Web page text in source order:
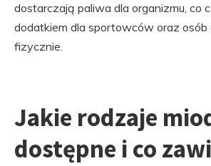
dostarczają paliwa dla organizmu, co
dodatkiem dla sportowców oraz
fizycznie.
Jakie rodzaje
dostępne i co